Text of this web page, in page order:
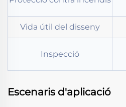
Vida útil del disseny
Inspecció
Escenaris d'aplicació